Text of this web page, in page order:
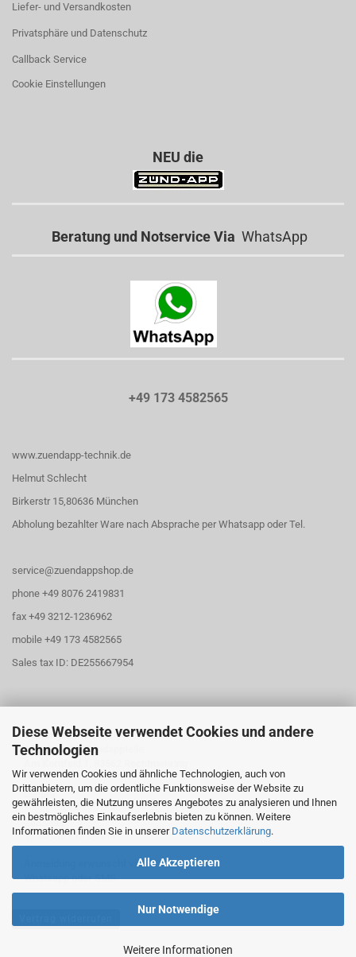
Diese Webseite verwendet Cookies und andere
Technologien
Wir verwenden Cookies und ähnliche Technologien, auch von
Drittanbietern, um die ordentliche Funktionsweise der Website zu
gewährleisten, die Nutzung unseres Angebotes zu analysieren und Ihnen
ein bestmögliches Einkaufserlebnis bieten zu können. Weitere
Informationen finden Sie in unserer Datenschutzerklärung.
Alle Akzeptieren
Nur Notwendige
Weitere Informationen
Liefer- und Versandkosten
Privatsphäre und Datenschutz
Callback Service
Cookie Einstellungen
NEU die
Beratung und Notservice Via WhatsApp
+49 173 4582565
www.zuendapp-technik.de
Helmut Schlecht
Birkerstr 15,80636 München
Abholung bezahlter Ware nach Absprache per Whatsapp oder Tel.
service@zuendappshop.de
phone +49 8076 2419831
fax +49 3212-1236962
mobile +49 173 4582565
Sales tax ID: DE255667954
Öffnungszeiten
Abholung für Zündappteile
Freitag
16:30 Uhr - 20:00 Uhr
Samstag
10:30 Uhr - 13:00 Uhr
Anmeldung erwünscht via
Whatsapp oder SMS